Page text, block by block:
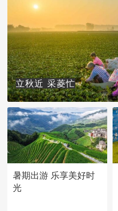
立秋近 采菱忙
暑期出游 乐享美好时
光